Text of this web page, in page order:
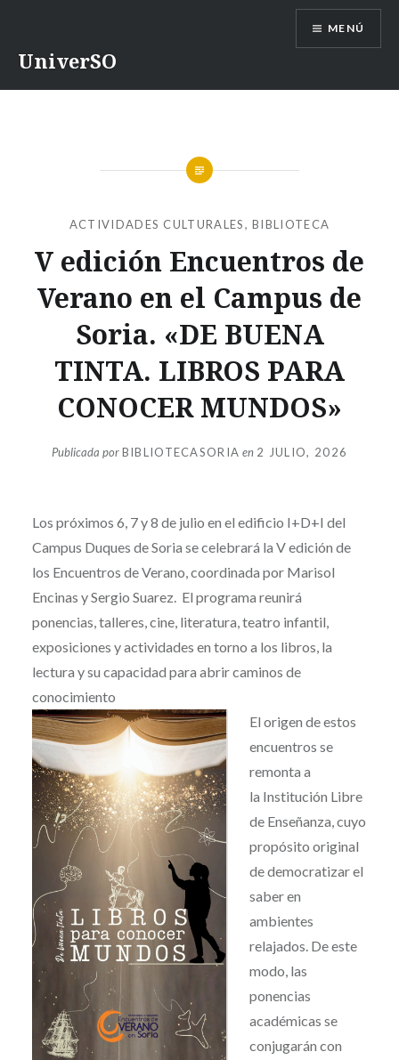
UniverSO
MENÚ
ACTIVIDADES CULTURALES,BIBLIOTECA
V edición Encuentros de
Verano en el Campus de
Soria. «DE BUENA
TINTA. LIBROS PARA
CONOCER MUNDOS»
Publicada porBIBLIOTECASORIA en 2 JULIO, 2026
Los próximos 6, 7 y 8 de julio en el edificio I+D+I del
Campus Duques de Soria se celebrará la V edición de
los Encuentros de Verano, coordinada por Marisol
Encinas y Sergio Suarez. El programa reunirá
ponencias, talleres, cine, literatura, teatro infantil,
exposiciones y actividades en torno a los libros, la
lectura y su capacidad para abrir caminos de
conocimiento
El origen de estos
encuentros se
remonta a
la Institución Libre
de Enseñanza, cuyo
propósito original
de democratizar el
saber en
ambientes
relajados. De este
modo, las
ponencias
académicas se
conjugarán con